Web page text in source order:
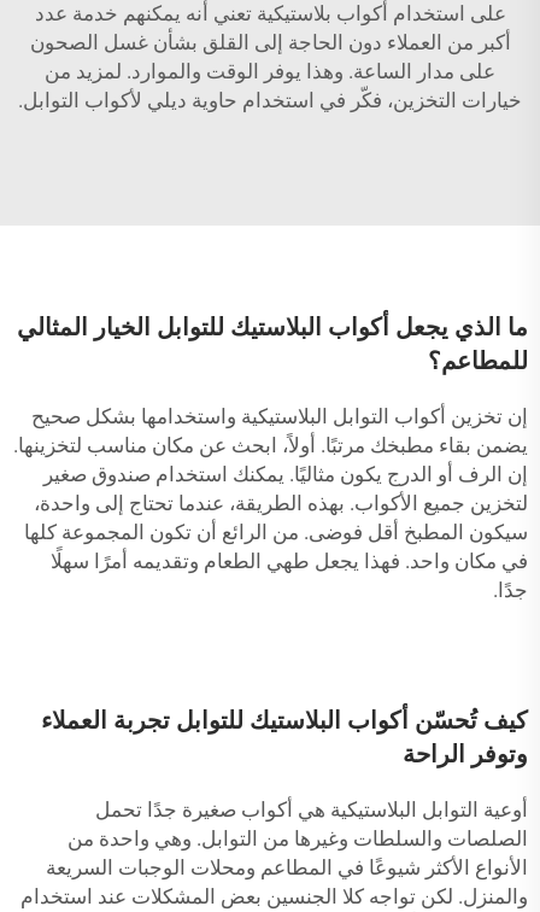
على استخدام أكواب بلاستيكية تعني أنه يمكنهم خدمة عدد
أكبر من العملاء دون الحاجة إلى القلق بشأن غسل الصحون
على مدار الساعة. وهذا يوفر الوقت والموارد. لمزيد من
خيارات التخزين، فكّر في استخدام حاوية ديلي لأكواب التوابل.
ما الذي يجعل أكواب البلاستيك للتوابل الخيار المثالي
للمطاعم؟
إن تخزين أكواب التوابل البلاستيكية واستخدامها بشكل صحيح
يضمن بقاء مطبخك مرتبًا. أولاً، ابحث عن مكان مناسب لتخزينها.
إن الرف أو الدرج يكون مثاليًا. يمكنك استخدام صندوق صغير
لتخزين جميع الأكواب. بهذه الطريقة، عندما تحتاج إلى واحدة،
سيكون المطبخ أقل فوضى. من الرائع أن تكون المجموعة كلها
في مكان واحد. فهذا يجعل طهي الطعام وتقديمه أمرًا سهلًا
جدًا.
كيف تُحسّن أكواب البلاستيك للتوابل تجربة العملاء
وتوفر الراحة
أوعية التوابل البلاستيكية هي أكواب صغيرة جدًا تحمل
الصلصات والسلطات وغيرها من التوابل. وهي واحدة من
الأنواع الأكثر شيوعًا في المطاعم ومحلات الوجبات السريعة
والمنزل. لكن تواجه كلا الجنسين بعض المشكلات عند استخدام